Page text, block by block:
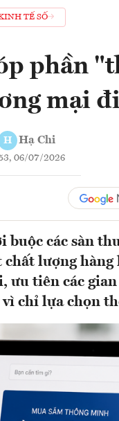
TẾ SỐ
phần
mại
H Hạ Chi
06/07/2026
buộc các sàn
lượng hàng
ưu tiên các
vì chỉ lựa chọn